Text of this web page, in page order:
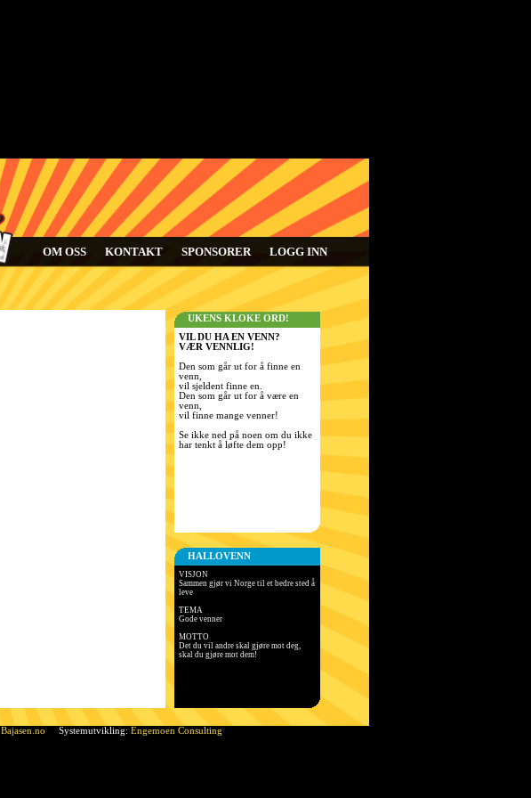
OM OSS KONTAKT SPONSORER LOGG INN
UKENS KLOKE ORD!
VIL DU HA EN VENN?
VÆR VENNLIG!
Den som går ut for å finne en
venn,
vil sjeldent finne en.
Den som går ut for å være en
venn,
vil finne mange venner!
Se ikke ned på noen om du ikke
har tenkt å løfte dem opp!
HALLOVENN
VISJON
Sammen gjør vi Norge til et bedre sted å
leve
TEMA
Gode venner
MOTTO
Det du vil andre skal gjøre mot deg,
skal du gjøre mot dem!
Bajasen.no Systemutvikling: Engemoen Consulting